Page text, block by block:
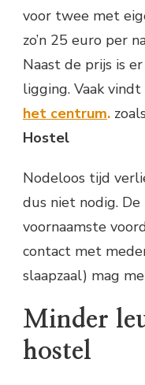
voor twee met
zo’n 25 euro per
Naast de prijs is
ligging. Vaak
het centrum.
Hostel
Nodeloos tijd
dus niet nodig.
voornaamste
contact met
slaapzaal) mag
Minder
hostel